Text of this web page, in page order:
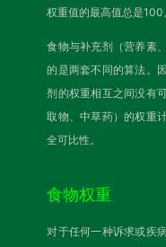
权重值的最高值总是100
食物与补充剂（营养素
的是两套不同的算法。
剂的权重相互之间没有
取物、中草药）的权重
全可比性。
食物权重
对于任何一种诉求或疾